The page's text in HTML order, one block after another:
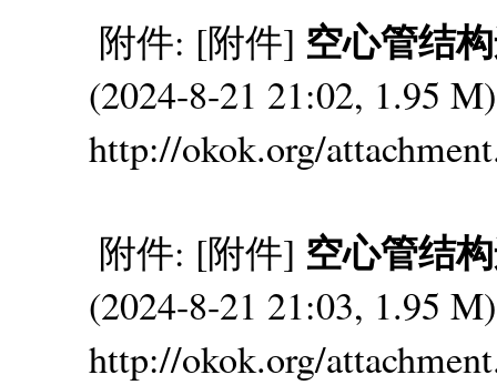
附件: [附件] 空心管结
(2024-8-21 21:02, 1.95
http://okok.org/
附件: [附件] 空心管结
(2024-8-21 21:03, 1.95
http://okok.org/